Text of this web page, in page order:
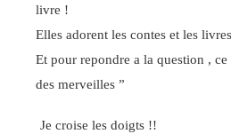
livre !
Elles adorent les contes et les
Et pour repondre a la question ,
des merveilles ”
Je croise les doigts !!